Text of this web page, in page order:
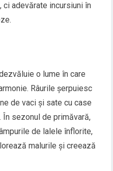
ci adevărate incursiuni în
o lume în care
Râurile șerpuiesc
de vaci și sate cu case
sezonul de primăvară,
de lalele înflorite,
malurile și creează